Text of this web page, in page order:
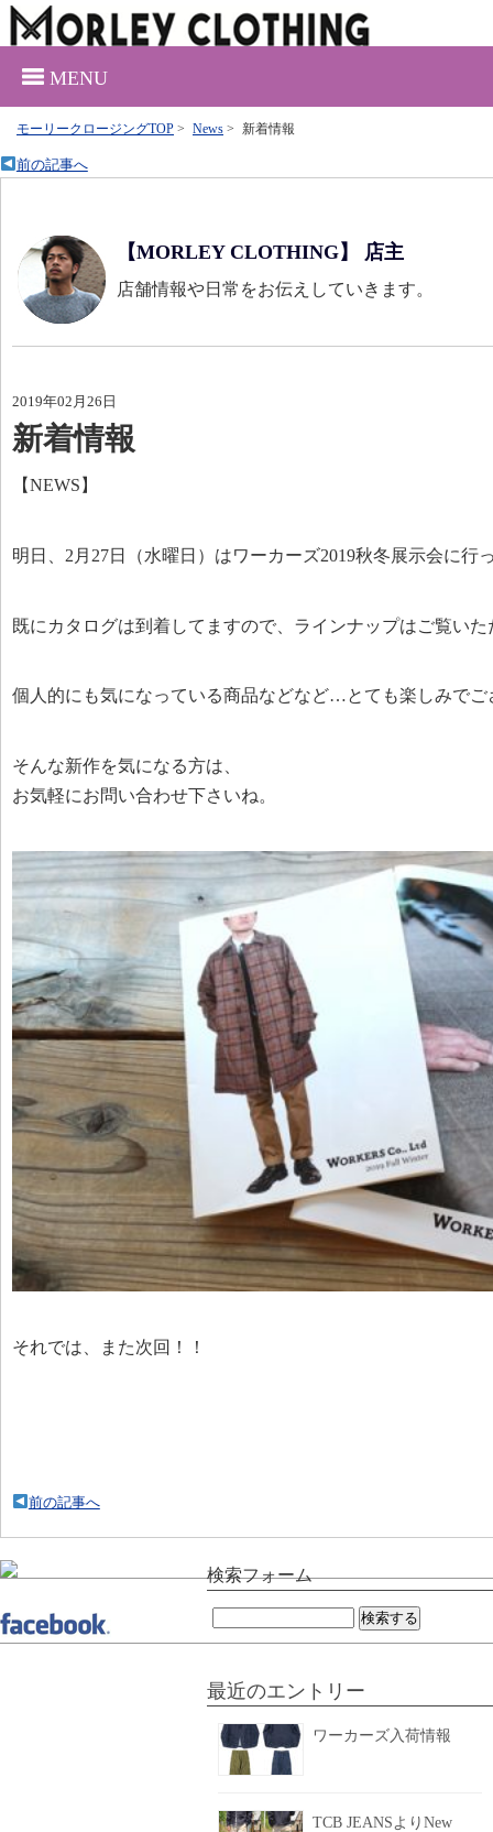
MENU
モーリークロージングTOP > News > 新着情報
前の記事へ
【MORLEY CLOTHING】 店主
店舗情報や日常をお伝えしていきます。
2019年02月26日
新着情報
【NEWS】
明日、2月27日（水曜日）はワーカーズ2019秋冬展示会に行
既にカタログは到着してますので、ラインナップはご覧いた
個人的にも気になっている商品などなど…とても楽しみでご
そんな新作を気になる方は、
お気軽にお問い合わせ下さいね。
それでは、また次回！！
前の記事へ
検索フォーム
索:
最近のエントリー
ワーカーズ入荷情報
TCB JEANSよりNew